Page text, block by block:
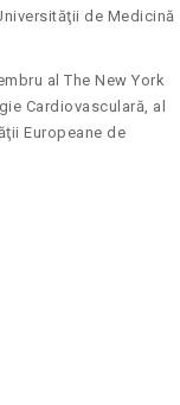
de Medicină
al The New York
Cardiovasculară, al
Europeane de